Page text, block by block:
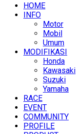
HOME
INFO
Motor
Mobil
Umum
MODIFIKASI
Honda
Kawasaki
Suzuki
Yamaha
RACE
EVENT
COMMUNITY
PROFILE